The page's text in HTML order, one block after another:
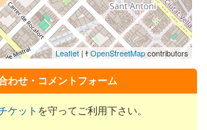
Leaflet | ɫOpenStreetMapcontributors
わせ・コメントフォーム
ケット を守ってご利用下さい。